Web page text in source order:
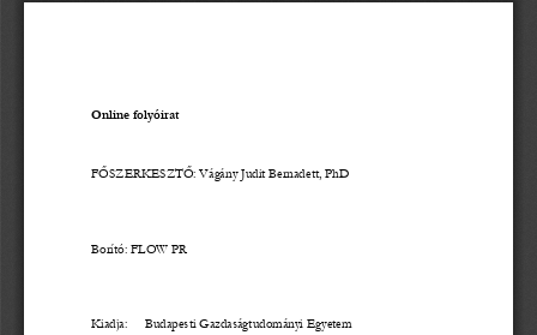
Online folyóirat
FŐSZERKESZTŐ: Vágány Judit Bernadett, PhD
Borító: FLOW PR
Kiadja: Budapesti Gazdaságtudományi Egyetem